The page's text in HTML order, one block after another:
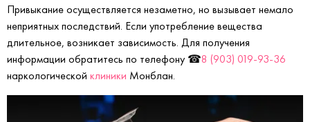
Привыкание осуществляется незаметно, но вызывает немало
неприятных последствий. Если употребление вещества
длительное, возникает зависимость. Для получения
информации обратитесь по телефону ☎8 (903) 019-93-36
наркологической клиники Монблан.